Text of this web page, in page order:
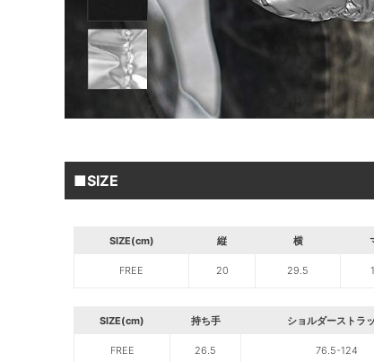
■SIZE
SIZE(cm) 縦 横
FREE 20 29.5
SIZE(cm) 持ち手 ショルダーストラ
FREE 26.5 76.5-124